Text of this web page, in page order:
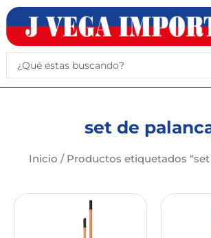
al
contenido
set de
Inicio / Productos etiquetados “set